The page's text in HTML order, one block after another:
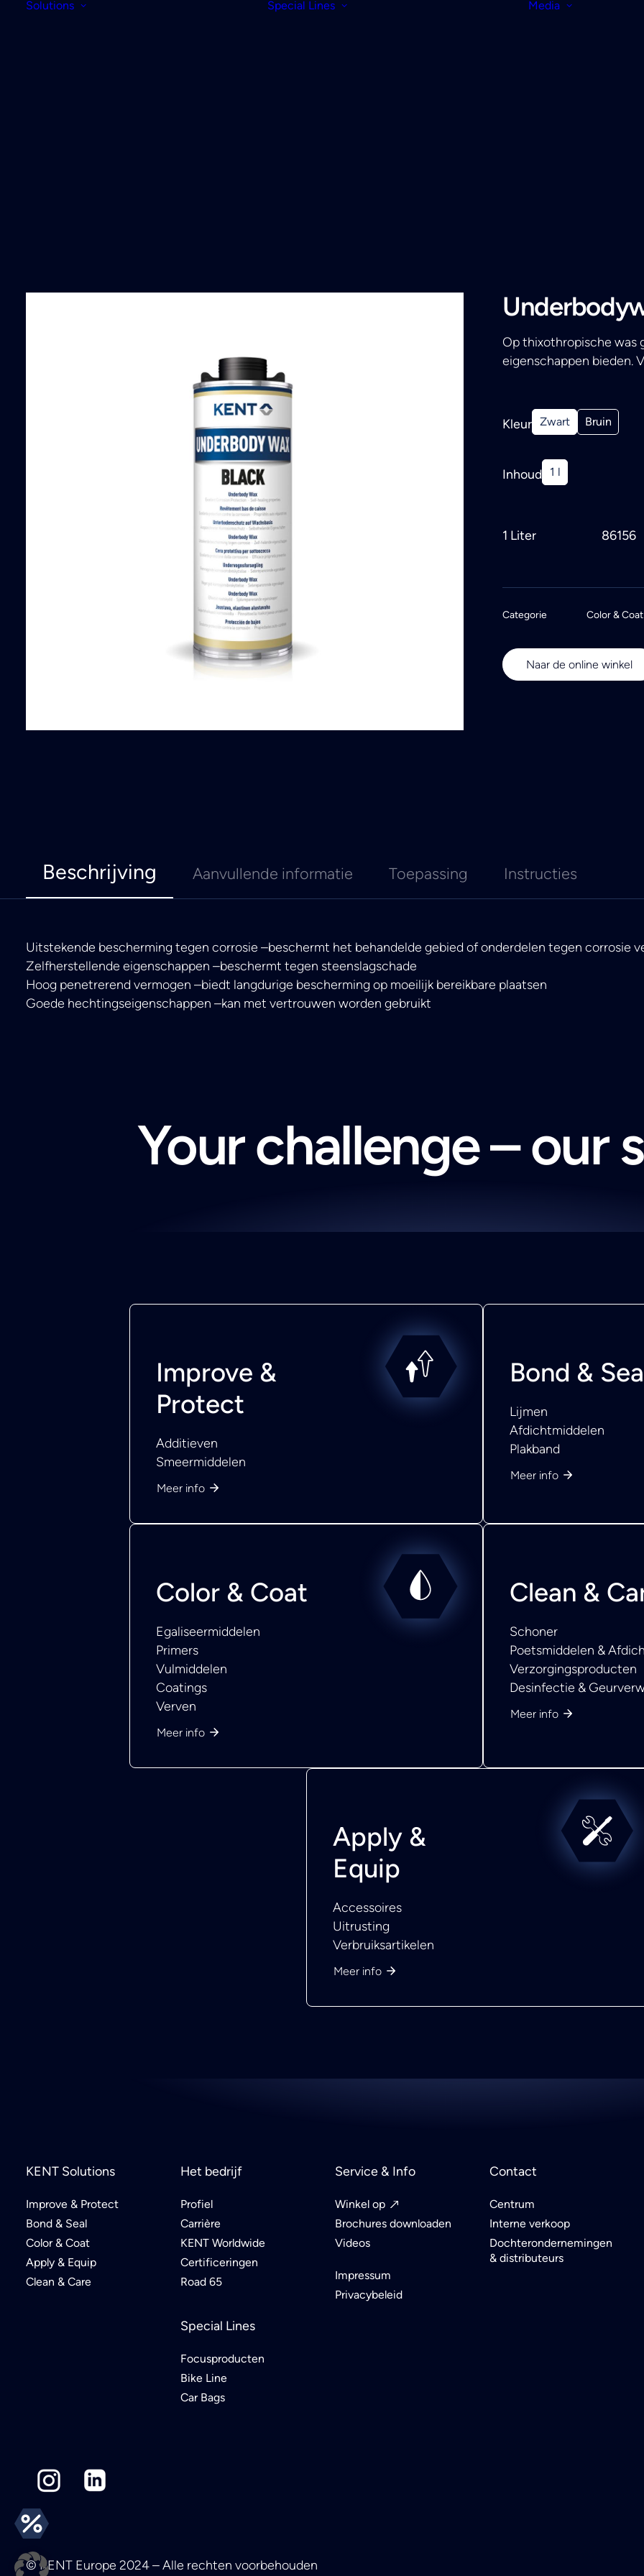
Solutions Special Lines Media
Op thixothropische was
eigenschappen bieden.
Kleur Zwart Bruin
Inhoud 1 l
1 Liter 86156
Categorie Color & Coat
Naar de online winkel
Beschrijving Aanvullende informatie Toepassing Instructies
Uitstekende bescherming tegen corrosie –beschermt het behandelde gebied of onderdelen tegen corrosie
Zelfherstellende eigenschappen –beschermt tegen steenslagschade
Hoog penetrerend vermogen –biedt langdurige bescherming op moeilijk bereikbare plaatsen
Goede hechtingseigenschappen –kan met vertrouwen worden gebruikt
Your challenge – our
Improve &
Protect
Additieven
Smeermiddelen
Meer info
Bond &
Lijmen
Afdichtmiddelen
Plakband
Meer info
Color & Coat
Egaliseermiddelen
Primers
Vulmiddelen
Coatings
Verven
Meer info
Clean &
Schoner
Poetsmiddelen &
Verzorgingsproducten
Desinfectie &
Meer info
Apply &
Equip
Accessoires
Uitrusting
Verbruiksartikelen
Meer info
KENT Solutions
Improve & Protect
Bond & Seal
Color & Coat
Apply & Equip
Clean & Care
Het bedrijf
Profiel
Carrière
KENT Worldwide
Certificeringen
Road 65
Special Lines
Focusproducten
Bike Line
Car Bags
Service & Info
Winkel op
Brochures downloaden
Videos
Impressum
Privacybeleid
Contact
Centrum
Interne verkoop
Dochterondernemingen
& distributeurs
© KENT Europe 2024 – Alle rechten voorbehouden